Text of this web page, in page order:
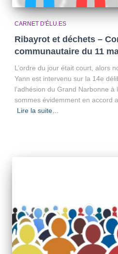
CARNET D'ÉLU.ES
Ribayrot et déchets –
communautaire du 11
L’ordre du jour était court, alors
Yann est intervenu sur la 14e
l’adhésion du Grand Narbonne à
sommes évidemment en accord
Lire la suite…